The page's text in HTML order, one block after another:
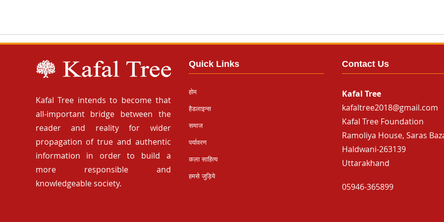
Kafal Tree intends to become that
all-important bridge between the
reader and reality for wider
propagation of true and authentic
information in order to build a
more responsible and
knowledgeable society.
Quick Links
होम
हैडलाइन्स
समाज
पर्यावरण
कला साहित्य
हमसे जुड़िये
Contact Us
Kafal Tree
kafaltree2018@gmail.com
Kafal Tree Foundation
Ramoliya House, Saras
Haldwani-263139
Uttarakhand
05946-365899